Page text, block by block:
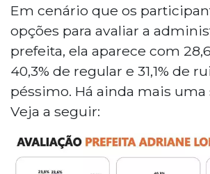
Em cenário que os
opções para avaliar a
prefeita, ela aparece com
40,3% de regular e 31,1% de
péssimo. Há ainda mais uma
Veja a seguir: